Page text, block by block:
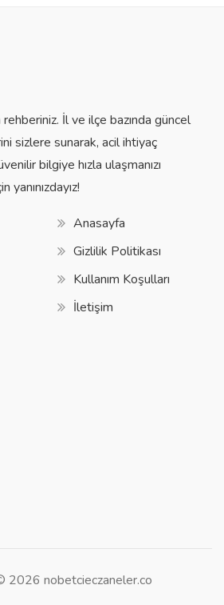
İl ve ilçe bazında güncel
sizlere sunarak, acil ihtiyaç
bilgiye hızla ulaşmanızı
yanınızdayız!
Anasayfa
Gizlilik Politikası
Kullanım Koşulları
İletişim
2026 nobetcieczaneler.co